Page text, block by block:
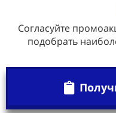
Согласуйте
подобрать